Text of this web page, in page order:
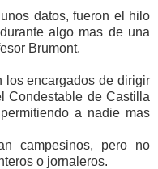
datos, fueron el hilo
algo mas de una
Brumont.
los encargados de dirigir
Condestable de Castilla
a nadie mas
campesinos, pero no
o jornaleros.